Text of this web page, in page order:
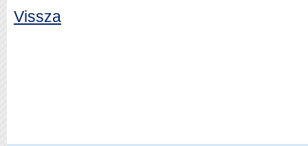
Vissza